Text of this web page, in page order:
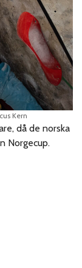
Kern
då de norska
Norgecup.